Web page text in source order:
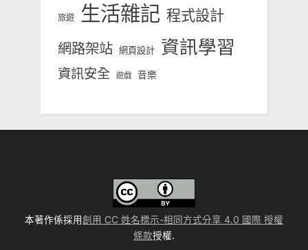
旅遊 生活雜記 程式設計
網路架站 網頁設計 資訊學習
資訊安全 遊戲 音樂
本著作係採用創用 CC 姓名標示-相同方式分享 4.0 國際 授權
條款授權.